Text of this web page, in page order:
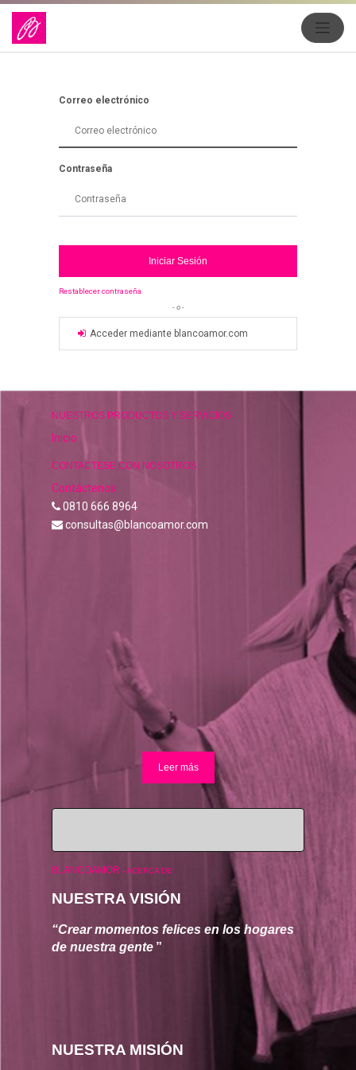
Correo electrónico
Contraseña
Iniciar Sesión
Restablecer contraseña
- o -
Acceder mediante blancoamor.com
NUESTROS PRODUCTOS Y SERVICIOS
Inicio
CONTACTESE CON NOSOTROS
Contáctenos
0810 666 8964
consultas@blancoamor.com
Leer más
BLANCOAMOR -ACERCA DE
NUESTRA VISIÓN
“Crear momentos felices en los hogares
de nuestra gente ”
NUESTRA MISIÓN